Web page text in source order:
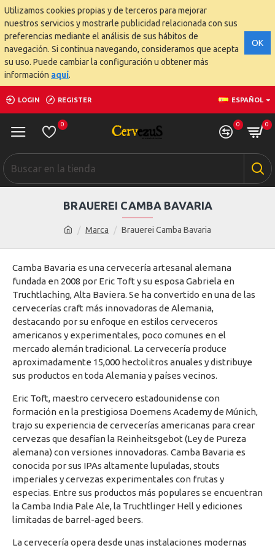
Utilizamos cookies propias y de terceros para mejorar
nuestros servicios y mostrarle publicidad relacionada con sus
preferencias mediante el análisis de sus hábitos de
navegación. Si continua navegando, consideramos que acepta
su uso. Puede cambiar la configuración u obtener más
información aquí.
OK
LOGIN REGISTER ESPAÑOL
0 0 0
Marca Brauerei Camba Bavaria
BRAUEREI CAMBA BAVARIA
Camba Bavaria es una cervecería artesanal alemana
fundada en 2008 por Eric Toft y su esposa Gabriela en
Truchtlaching, Alta Baviera. Se ha convertido en una de las
cervecerías craft más innovadoras de Alemania,
destacando por su enfoque en estilos cerveceros
americanos y experimentales, poco comunes en el
mercado alemán tradicional. La cervecería produce
aproximadamente 15,000 hectolitros anuales y distribuye
sus productos en toda Alemania y países vecinos.
Eric Toft, maestro cervecero estadounidense con
formación en la prestigiosa Doemens Academy de Múnich,
trajo su experiencia de cervecerías americanas para crear
cervezas que desafían la Reinheitsgebot (Ley de Pureza
alemana) con versiones innovadoras. Camba Bavaria es
conocida por sus IPAs altamente lupuladas, stouts
imperiales y cervezas experimentales con frutas y
especias. Entre sus productos más populares se encuentran
la Camba India Pale Ale, la Truchtlinger Hell y ediciones
limitadas de barrel-aged beers.
La cervecería opera desde unas instalaciones modernas